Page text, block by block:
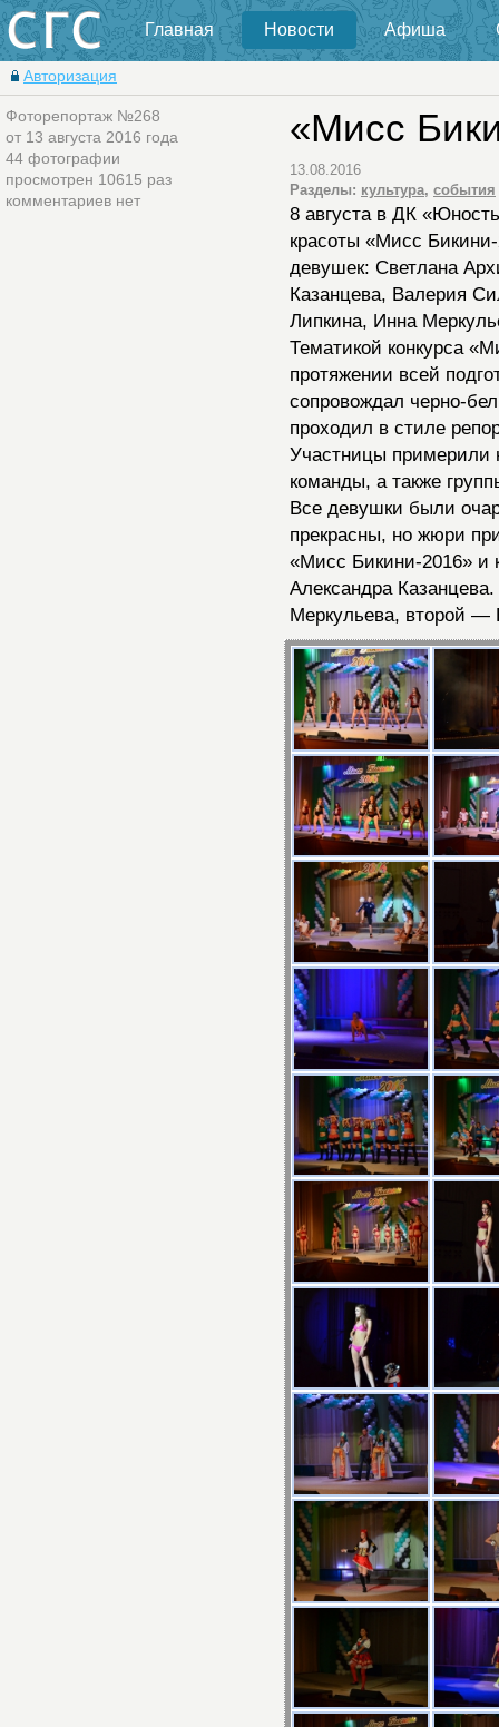
Главная Новости Афиша
Авторизация
Фоторепортаж №268
от 13 августа 2016 года
44 фотографии
просмотрен 10615 раз
комментариев нет
«Мисс
13.08.2016
Разделы: культура, события
8 августа в ДК
красоты «Мисс
девушек: Светлана
Казанцева, Валерия
Липкина, Инна
Тематикой конкурса
протяжении всей
сопровождал черно-
проходил в стиле
Участницы примерили
команды, а также
Все девушки были
прекрасны, но жюри
«Мисс Бикини-2016» и
Александра
Меркульева, второй —